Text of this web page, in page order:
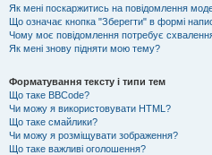
Як мені поскаржитись на повідомлення
Що означає кнопка "Зберегти" в формі
Чому моє повідомлення потребує
Як мені знову підняти мою тему?
Форматування тексту і типи тем
Що таке BBCode?
Чи можу я використовувати HTML?
Що таке смайлики?
Чи можу я розміщувати зображення?
Що таке важливі оголошення?